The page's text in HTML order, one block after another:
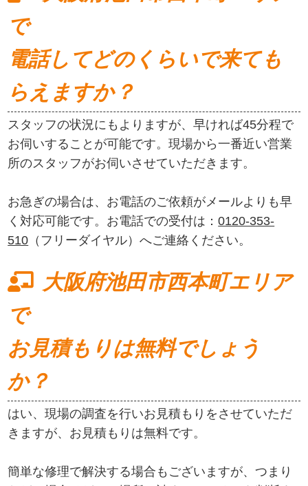
で
電話してどのくらいで来ても
らえますか？
スタッフの状況にもよりますが、早ければ45分程で
お伺いすることが可能です。現場から一番近い営業
所のスタッフがお伺いさせていただきます。
お急ぎの場合は、お電話のご依頼がメールよりも早
く対応可能です。お電話での受付は：0120-353-
510 （フリーダイヤル）へご連絡ください。
大阪府池田市西本町エリア
で
お見積もりは無料でしょう
か？
はい、現場の調査を行いお見積もりをさせていただ
きますが、お見積もりは無料です。
簡単な修理で解決する場合もございますが、つまり